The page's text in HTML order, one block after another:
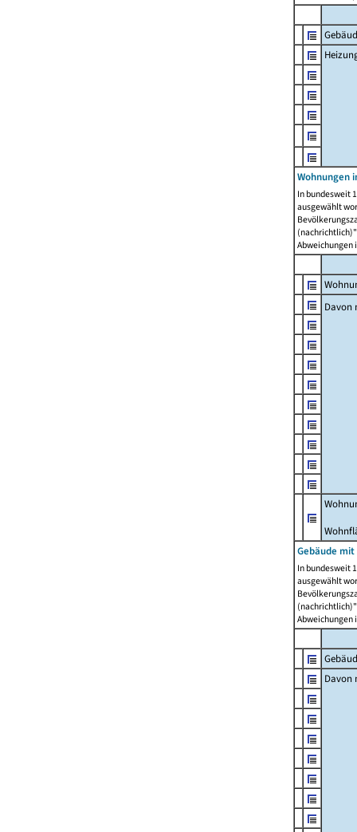
Wohnungen
In bundesweit
ausgewählt
Abweichungen
Davon
Gebäude
In bundesweit
ausgewählt
Abweichungen
Davon